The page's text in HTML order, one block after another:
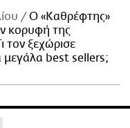
Ο «Καθρέφτης»
κορυφή της
τον ξεχώρισε
μεγάλα best sellers;